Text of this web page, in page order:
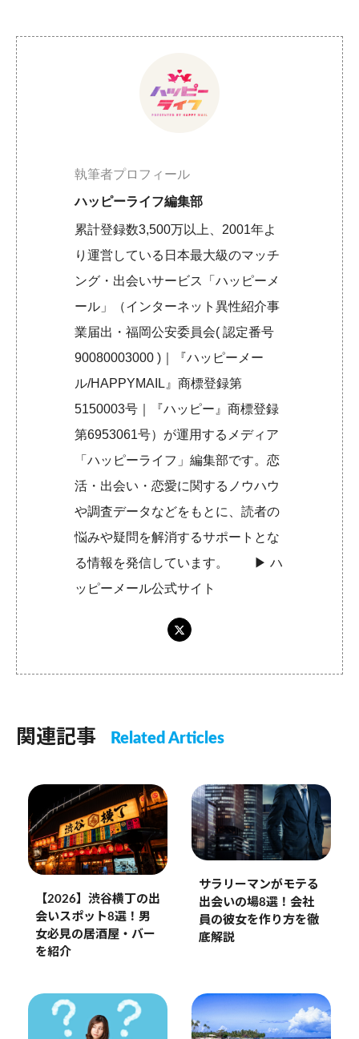
執筆者プロフィール
ハッピーライフ編集部
累計登録数3,500万以上、2001年よ
り運営している日本最大級のマッチ
ング・出会いサービス「ハッピーメ
ール」（インターネット異性紹介事
業届出・福岡公安委員会( 認定番号
90080003000 )｜『ハッピーメー
ル/HAPPYMAIL』商標登録第
5150003号｜『ハッピー』商標登録
第6953061号）が運用するメディア
「ハッピーライフ」編集部です。恋
活・出会い・恋愛に関するノウハウ
や調査データなどをもとに、読者の
悩みや疑問を解消するサポートとな
る情報を発信しています。 ▶︎ハ
ッピーメール公式サイト
関連記事 Related Articles
【2026】渋谷横丁の出
会いスポット8選！男
女必見の居酒屋・バー
を紹介
サラリーマンがモテる
出会いの場8選！会社
員の彼女を作り方を徹
底解説